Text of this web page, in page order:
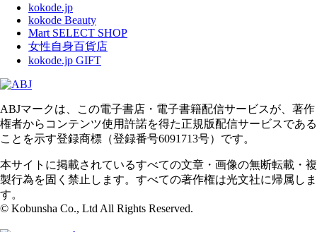
kokode.jp
kokode Beauty
Mart SELECT SHOP
女性自身百貨店
kokode.jp GIFT
ABJマークは、この電子書店・電子書籍配信サービスが、著作
権者からコンテンツ使用許諾を得た正規版配信サービスである
ことを示す登録商標（登録番号6091713号）です。
本サイトに掲載されているすべての文章・画像の無断転載・複
製行為を固く禁止します。すべての著作権は光文社に帰属しま
す。
© Kobunsha Co., Ltd All Rights Reserved.